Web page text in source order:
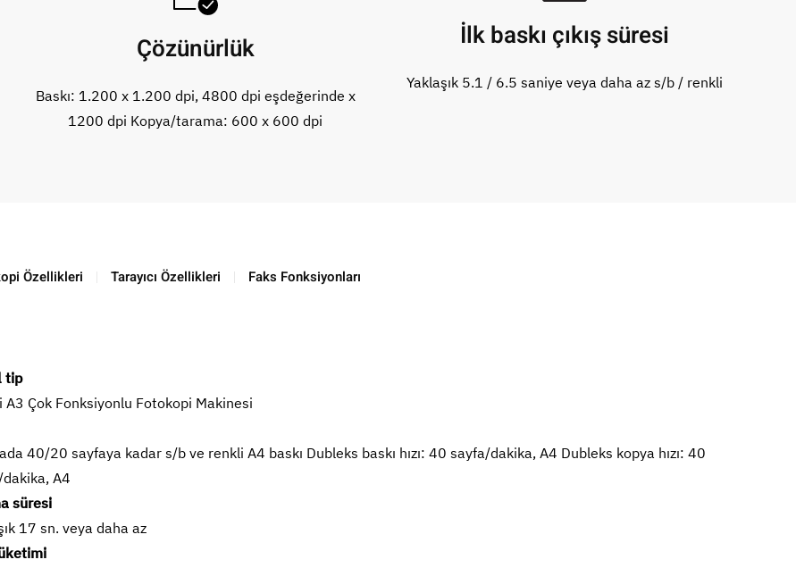
Çözünürlük
Baskı: 1.200 x 1.200 dpi, 4800 dpi eşdeğerinde x
1200 dpi Kopya/tarama: 600 x 600 dpi
İlk baskı çıkış süresi
Yaklaşık 5.1 / 6.5 saniye veya daha az s/b / renkli
Özellikleri Tarayıcı Özellikleri Faks Fonksiyonları
tip
A3 Çok Fonksiyonlu Fotokopi Makinesi
40/20 sayfaya kadar s/b ve renkli A4 baskı Dubleks baskı hızı: 40 sayfa/dakika, A4 Dubleks kopya hızı: 40
A4
süresi
17 sn. veya daha az